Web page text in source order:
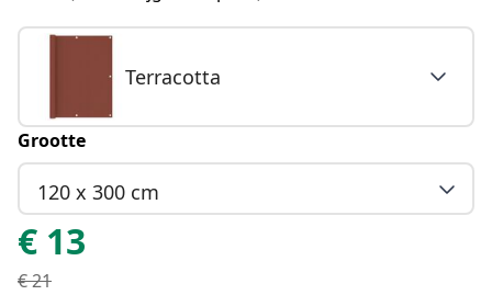
Terracotta
Grootte
120 x 300 cm
€ 13
€21